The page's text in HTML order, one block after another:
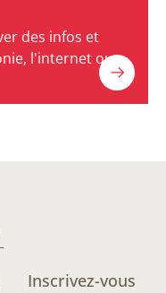
des infos et
l'internet ou
Inscrivez-vous